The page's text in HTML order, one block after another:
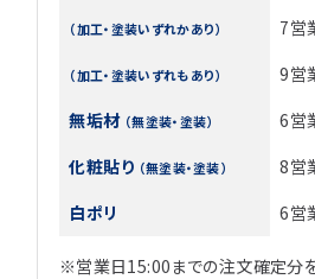
（加工・塗装いずれかあり） 7営
（加工・塗装いずれもあり）
9営
無垢材 （無塗装・塗装）
6営
化粧貼り （無塗装・塗装）
8営
白ポリ
6営
※営業日15:00までの注文確定分